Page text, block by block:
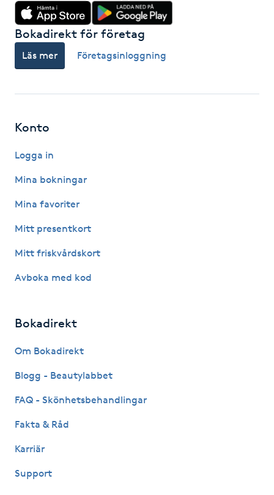
Hudföryngring
Huduppstramning
Hudvård
Hyaluronsyra
Hyperhidros
Hårborttagning
Hårvård
Hälsprickor
Idrottsmassage
Bokadirekt för företag
Läs mer Företagsinloggning
Konto
Logga in
Mina bokningar
Mina favoriter
Mitt presentkort
Mitt friskvårdskort
Avboka med kod
Bokadirekt
Om Bokadirekt
Blogg - Beautylabbet
FAQ - Skönhetsbehandlingar
Fakta & Råd
Karriär
Support